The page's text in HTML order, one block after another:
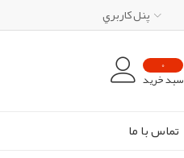
پنل کاربري
0
سبد خرید
تماس با ما